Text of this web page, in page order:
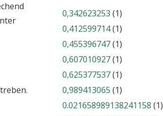
0,342623253 (1)
0,412599714(1)
0,455396747(1)
0,607010927(1)
0,625377537(1)
0,989413065 (1)
0.021658989138241158 (1)